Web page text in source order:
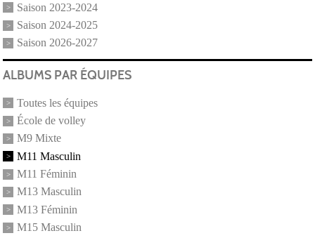
Saison 2023-2024
Saison 2024-2025
Saison 2026-2027
ALBUMS PAR ÉQUIPES
Toutes les équipes
École de volley
M9 Mixte
M11 Masculin
M11 Féminin
M13 Masculin
M13 Féminin
M15 Masculin